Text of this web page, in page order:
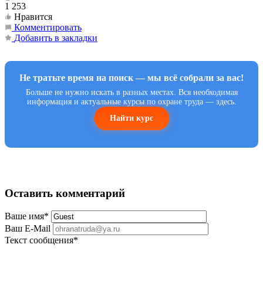
1 253
Нравится
Комментировать
Добавить в закладки
Не тратьте время на поиск — мы всё собрали за вас!
Больше не нужно искать в разных местах. Вся необходимая
информация и актуальные курсы по охране труда — здесь.
Найти курс
Оставить комментарий
Ваше имя*
Ваш E-Mail
Текст сообщения*